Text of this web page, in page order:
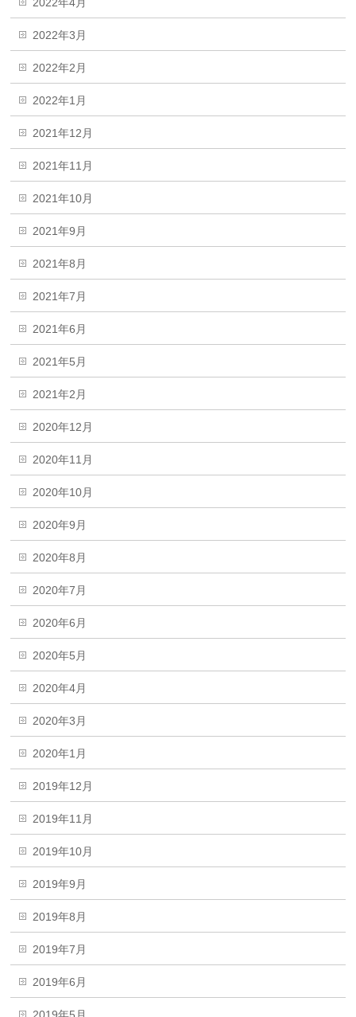
2022年4月
2022年3月
2022年2月
2022年1月
2021年12月
2021年11月
2021年10月
2021年9月
2021年8月
2021年7月
2021年6月
2021年5月
2021年2月
2020年12月
2020年11月
2020年10月
2020年9月
2020年8月
2020年7月
2020年6月
2020年5月
2020年4月
2020年3月
2020年1月
2019年12月
2019年11月
2019年10月
2019年9月
2019年8月
2019年7月
2019年6月